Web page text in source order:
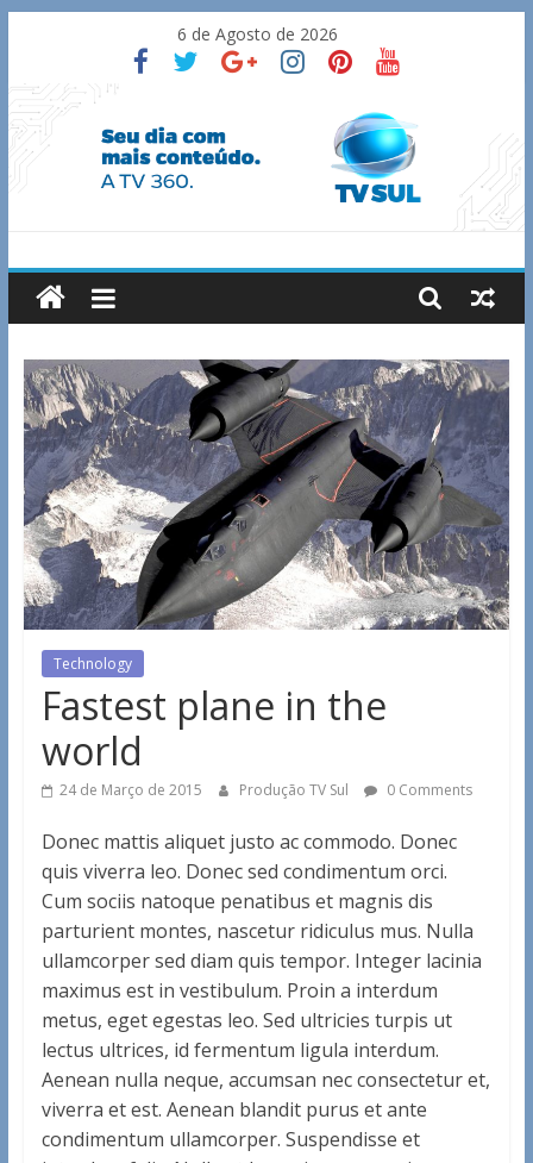
content
6 de Agosto de 2026
TV
Sul
Notícias
de
Guaxupé
e
região.
Technology
Fastest plane in the
world
24 de Março de 2015 Produção TV Sul 0 Comments
Donec mattis aliquet justo ac commodo. Donec
quis viverra leo. Donec sed condimentum orci.
Cum sociis natoque penatibus et magnis dis
parturient montes, nascetur ridiculus mus. Nulla
ullamcorper sed diam quis tempor. Integer lacinia
maximus est in vestibulum. Proin a interdum
metus, eget egestas leo. Sed ultricies turpis ut
lectus ultrices, id fermentum ligula interdum.
Aenean nulla neque, accumsan nec consectetur et,
viverra et est. Aenean blandit purus et ante
condimentum ullamcorper. Suspendisse et